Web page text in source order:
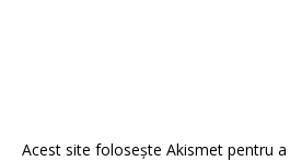
Acest site folosește Akismet pentru a